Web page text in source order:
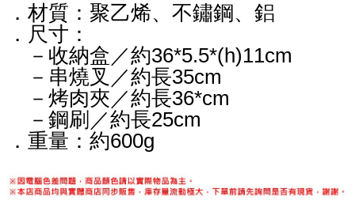
．材質：聚乙烯、不鏽鋼、鋁
．尺寸：
－收納盒／約36*5.5*(h)11cm
－串燒叉／約長35cm
－烤肉夾／約長36*cm
－鋼刷／約長25cm
．重量：約600g